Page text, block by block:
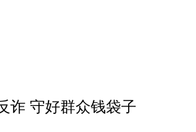
讲反诈 守好群众钱袋子